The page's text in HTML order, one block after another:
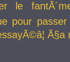
le
pour